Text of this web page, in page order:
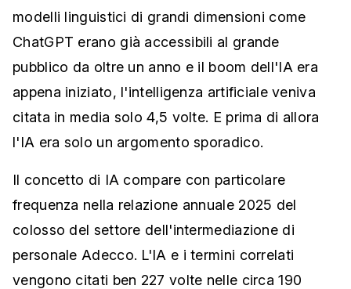
modelli linguistici di grandi dimensioni come
ChatGPT erano già accessibili al grande
pubblico da oltre un anno e il boom dell'IA era
appena iniziato, l'intelligenza artificiale veniva
citata in media solo 4,5 volte. E prima di allora
l'IA era solo un argomento sporadico.
Il concetto di IA compare con particolare
frequenza nella relazione annuale 2025 del
colosso del settore dell'intermediazione di
personale Adecco. L'IA e i termini correlati
vengono citati ben 227 volte nelle circa 190